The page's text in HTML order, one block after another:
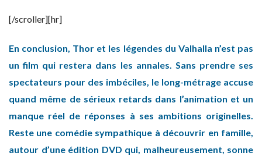
[/scroller][hr]
En conclusion, Thor et les légendes du Valhalla n’est pas
un film qui restera dans les annales. Sans prendre ses
spectateurs pour des imbéciles, le long-métrage accuse
quand même de sérieux retards dans l’animation et un
manque réel de réponses à ses ambitions originelles.
Reste une comédie sympathique à découvrir en famille,
autour d’une édition DVD qui, malheureusement, sonne